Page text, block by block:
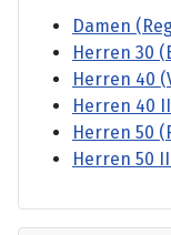
Damen
Herren 30
Herren 40
Herren 40
Herren 50
Herren 50